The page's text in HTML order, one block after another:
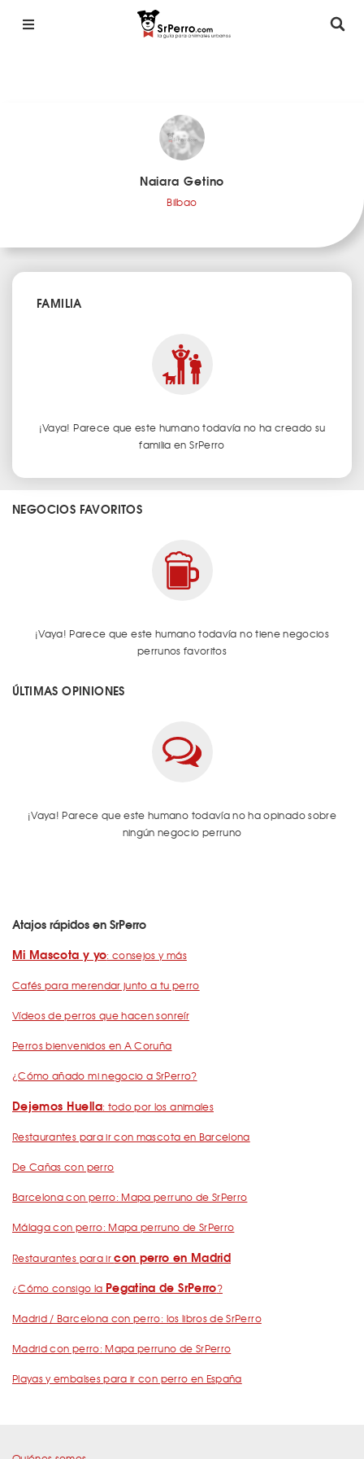
Naiara Getino
Bilbao
FAMILIA
¡Vaya! Parece que este humano todavía no ha creado su
familia en SrPerro
NEGOCIOS FAVORITOS
¡Vaya! Parece que este humano todavía no tiene negocios
perrunos favoritos
ÚLTIMAS OPINIONES
¡Vaya! Parece que este humano todavía no ha opinado sobre
ningún negocio perruno
Atajos rápidos en SrPerro
Mi Mascota y yo: consejos y más
Cafés para merendar junto a tu perro
Vídeos de perros que hacen sonreír
Perros bienvenidos en A Coruña
¿Cómo añado mi negocio a SrPerro?
Dejemos Huella: todo por los animales
Restaurantes para ir con mascota en Barcelona
De Cañas con perro
Barcelona con perro: Mapa perruno de SrPerro
Málaga con perro: Mapa perruno de SrPerro
Restaurantes para ircon perro en Madrid
¿Cómo consigo la Pegatina de SrPerro?
Madrid / Barcelona con perro: los libros de SrPerro
Madrid con perro: Mapa perruno de SrPerro
Playas y embalses para ir con perro en España